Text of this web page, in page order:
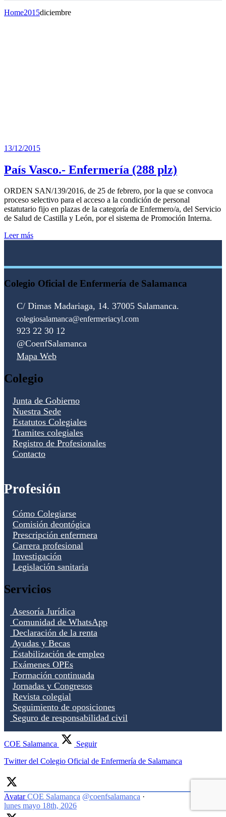
Home2015diciembre
13/12/2015
País Vasco.- Enfermería (288 plz)
ORDEN SAN/139/2016, de 25 de febrero, por la que se convoca
proceso selectivo para el acceso a la condición de personal
estatutario fijo en plazas de la categoría de Enfermero/a, del Servicio
de Salud de Castilla y León, por el sistema de Promoción Interna.
Leer más
Colegio Oficial de Enfermería de Salamanca
C/ Dimas Madariaga, 14. 37005 Salamanca.
colegiosalamanca@enfermeriacyl.com
923 22 30 12
@CoenfSalamanca
Mapa Web
Colegio
Junta de Gobierno
Nuestra Sede
Estatutos Colegiales
Tramites colegiales
Registro de Profesionales
Contacto
Profesión
Cómo Colegiarse
Comisión deontógica
Prescripción enfermera
Carrera profesional
Investigación
Legislación sanitaria
Servicios
Asesoría Jurídica
Comunidad de WhatsApp
Declaración de la renta
Ayudas y Becas
Estabilización de empleo
Exámenes OPEs
Formación continuada
Jornadas y Congresos
Revista colegial
Seguimiento de oposiciones
Seguro de responsabilidad civil
COE Salamanca
Seguir
Twitter del Colegio Oficial de Enfermería de Salamanca
Avatar COE Salamanca @coenfsalamanca ·
lunes mayo 18th, 2026